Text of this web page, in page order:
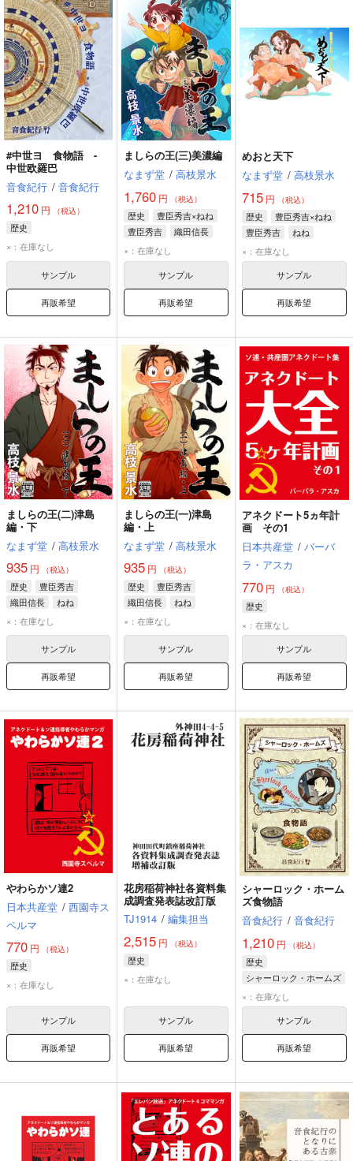
#中世ヨ 食物語 -
中世欧羅巴
音食紀行 / 音食紀行
1,210 円 （税込）
歴史
×：在庫なし
サンプル
再販希望
ましらの王(三)美濃編
なまず堂 / 高枝景水
1,760 円 （税込）
歴史
豊臣秀吉×ねね
豊臣秀吉
織田信長
ねね
×：在庫なし
サンプル
再販希望
めおと天下
なまず堂 / 高枝景水
715円 （税込）
歴史
豊臣秀吉×ねね
豊臣秀吉
ねね
×：在庫なし
サンプル
再販希望
ましらの王(二)津島
編・下
なまず堂 / 高枝景水
935 円 （税込）
歴史
豊臣秀吉
織田信長
ねね
×：在庫なし
サンプル
再販希望
ましらの王(一)津島
編・上
なまず堂 / 高枝景水
935 円 （税込）
歴史
豊臣秀吉
織田信長
ねね
×：在庫なし
サンプル
再販希望
アネクドート5ヵ年計
画 その1
日本共産堂 / バーバ
ラ・アスカ
770円 （税込）
歴史
×：在庫なし
サンプル
再販希望
やわらかソ連2
日本共産堂 / 西園寺ス
ペルマ
770 円 （税込）
歴史
×：在庫なし
サンプル
再販希望
花房稲荷神社各資料集
成調査発表誌改訂版
TJ1914 / 編集担当
2,515 円 （税込）
歴史
×：在庫なし
サンプル
再販希望
シャーロック・ホーム
ズ食物語
音食紀行 / 音食紀行
1,210円 （税込）
歴史
シャーロック・ホームズ
×：在庫なし
サンプル
再販希望